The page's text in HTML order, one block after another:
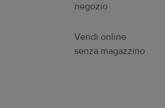
negozio
Vendi online
senza magazzino